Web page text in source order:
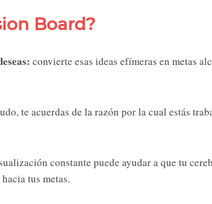
Board?
convierte esas ideas efímeras en metas
te acuerdas de la razón por la cual estás
constante puede ayudar a que tu
tus metas.